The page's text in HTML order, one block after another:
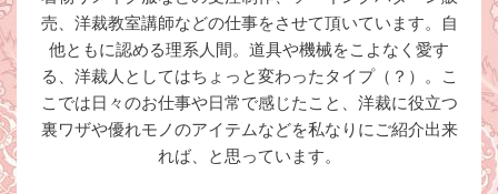
売、洋裁教室講師などの仕事をさせて頂いています。自
他ともに認める理系人間。道具や機械をこよなく愛す
る、洋裁人としてはちょっと変わったタイプ（？）。こ
こでは日々のお仕事や日常で感じたこと、洋裁に役立つ
裏ワザや優れモノのアイテムなどを私なりにご紹介出来
れば、と思っています。